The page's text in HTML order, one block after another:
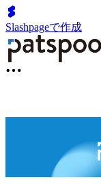
Slashpageで作成